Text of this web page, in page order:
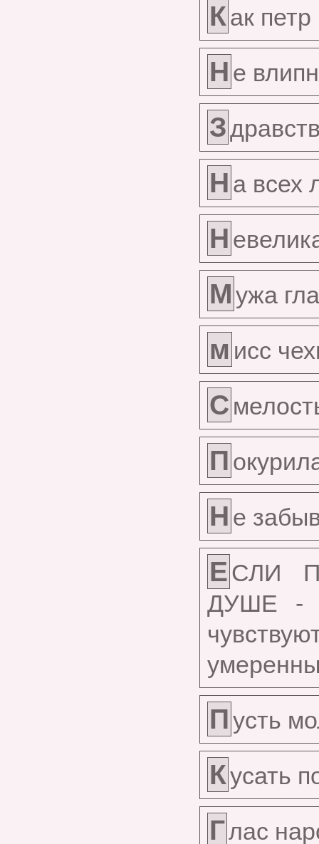
Как
Н е
З
Н а всех
Н
Мужа
м исс
С
П
Н е
ЕСЛИ
ДУШЕ -
Пусть
Кусать
Глас